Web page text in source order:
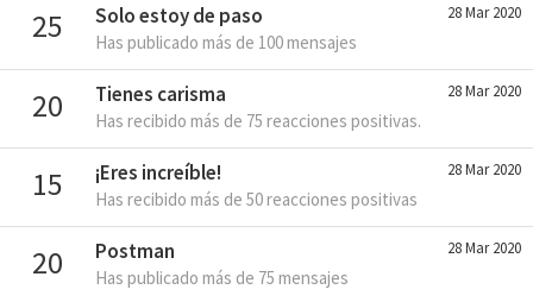
25 28 Mar 2020
Solo estoy de paso
Has publicado más de 100 mensajes
20 28 Mar 2020
Tienes carisma
Has recibido más de 75 reacciones positivas.
15 28 Mar 2020
¡Eres increíble!
Has recibido más de 50 reacciones positivas
20 28 Mar 2020
Postman
Has publicado más de 75 mensajes